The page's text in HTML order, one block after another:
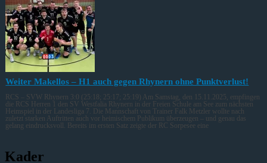
Weiter Makellos – H1 auch gegen Rhynern ohne Punktverlust!
RCS – SVW Rhynern 3:0 (25:18; 25:17; 25:19) Am Samstag, den 15.11.2025, empfingen
die RCS Herren 1 den SV Westfalia Rhynern in der Freien Schule am See zum nächsten
Heimspiel in der Landesliga 7. Die Mannschaft von Trainer Falk Metzler wollte nach
zuletzt starken Auftritten auch vor heimischem Publikum überzeugen – und genau das
gelang eindrucksvoll. Bereits im ersten Satz zeigte der RC Sorpesee eine
Kader